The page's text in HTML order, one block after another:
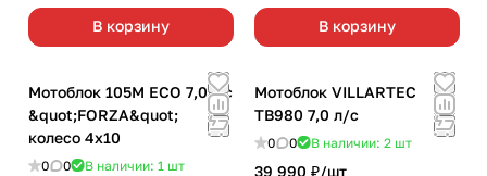
В корзину В корзину
Мотоблок 105M ECO 7,0л/с
&quot;FORZA&quot;
колесо 4х10
0 0 В наличии: 1 шт
Мотоблок VILLARTEC
TB980 7,0 л/с
0 0 В наличии: 2 шт
39 990 ₽/шт